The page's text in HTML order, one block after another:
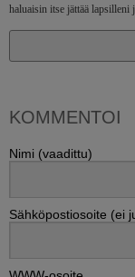
haluaisin itse jättää
KOMMENTOI
Nimi (vaadittu)
Sähköpostiosoite (ei